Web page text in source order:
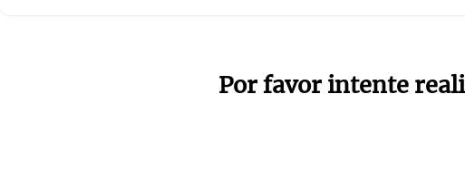
Por favor intente